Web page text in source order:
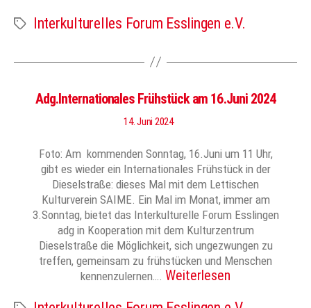
Schlagwörter
Interkulturelles Forum Esslingen e.V.
Adg.Internationales Frühstück am 16.Juni 2024
14. Juni 2024
Foto: Am kommenden Sonntag, 16.Juni um 11 Uhr,
gibt es wieder ein Internationales Frühstück in der
Dieselstraße: dieses Mal mit dem Lettischen
Kulturverein SAIME. Ein Mal im Monat, immer am
3.Sonntag, bietet das Interkulturelle Forum Esslingen
adg in Kooperation mit dem Kulturzentrum
Dieselstraße die Möglichkeit, sich ungezwungen zu
treffen, gemeinsam zu frühstücken und Menschen
kennenzulernen…. Weiterlesen